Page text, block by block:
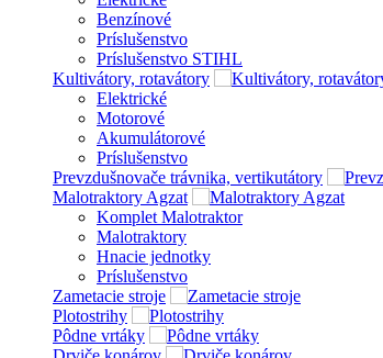
Benzínové
Príslušenstvo
Príslušenstvo STIHL
Kultivátory, rotavátory
Elektrické
Motorové
Akumulátorové
Príslušenstvo
Prevzdušnovače trávnika, vertikutátory
Malotraktory Agzat
Komplet Malotraktor
Malotraktory
Hnacie jednotky
Príslušenstvo
Zametacie stroje
Plotostrihy
Pôdne vrtáky